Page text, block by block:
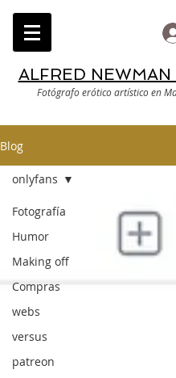
ALFRED
Fotógrafo erótico artístico en
Blog
Fotografía
Humor
Making off
Compras
webs
versus
patreon
onlyfans